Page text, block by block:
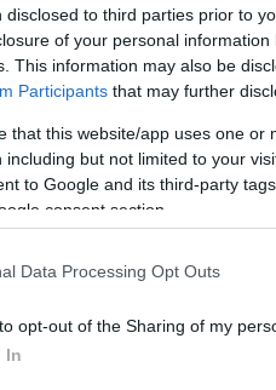
disclosed to third parties prior to
of your personal
This information may also be
Participants that may further
that this website/app uses one
including but not limited to your
to Google and its third-party
consent section.
Data Processing Opt Outs
opt-out of the Sharing of my
In